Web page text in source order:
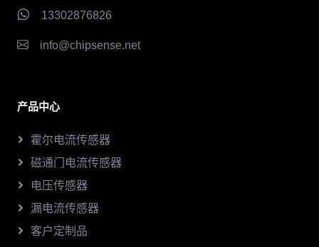
13302876826
info@chipsense.net
产品中心
霍尔电流传感器
磁通门电流传感器
电压传感器
漏电流传感器
客户定制品